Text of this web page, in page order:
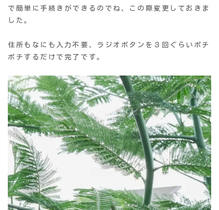
で簡単に手続きができるのでね、この際変更しておきま
した。
住所もなにも入力不要、ラジオボタンを３回ぐらいポチ
ポチするだけで完了です。